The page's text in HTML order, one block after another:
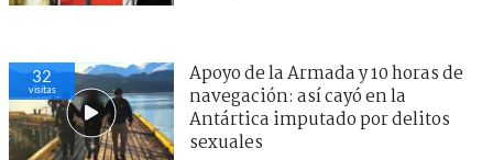
32
visitas
Apoyo de la Armada y 10 horas de
navegación: así cayó en la
Antártica imputado por delitos
sexuales